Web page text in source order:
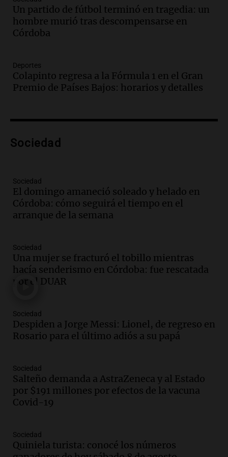
Audio.Casabindo se prepara para una
celebración única: 30.000 turistas y el
tradicional Toreo de la Vincha
Audio. Borges, abogada de Pourrain:
"Tres hombres se lo llevaron para
hacerle preguntas y nunca regresó"
Episodios
metros del río Suquía y retiraron hasta
Episodios
Audio.La historia de la servilleta que
firmó Jorge Messi para el primer
contrato de Leo con Barcelona
Audio.Joan Gaspart: "Sin Jorge, no sé si
Messi hubiera llegado adonde llegó"
Una mañana para todos
Audio.
Jorge Messi en una entrevista con Rony
Vargas en 2007
Audio.El abuelo de Agostina Vega, tras
las nuevas detenciones: "En esa casa
todos tenían algo que ver"
Audio.
Una nutricionista derribó el mito
del desayuno ideal: qué alimentos
Un partido de fútbol terminó en tragedia: un
hombre murió tras descompensarse en
Córdoba
Deportes
Colapinto regresa a la Fórmula 1 en el Gran
Premio de Países Bajos: horarios y detalles
Sociedad
Sociedad
El domingo amaneció soleado y helado en
Córdoba: cómo seguirá el tiempo en el
arranque de la semana
Sociedad
Una mujer se fracturó el tobillo mientras
hacía senderismo en Córdoba: fue rescatada
por el DUAR
Sociedad
Despiden a Jorge Messi: Lionel, de regreso en
Rosario para el último adiós a su papá
Sociedad
Salteño demanda a AstraZeneca y al Estado
por $191 millones por efectos de la vacuna
Covid-19
Sociedad
Quiniela turista: conocé los números